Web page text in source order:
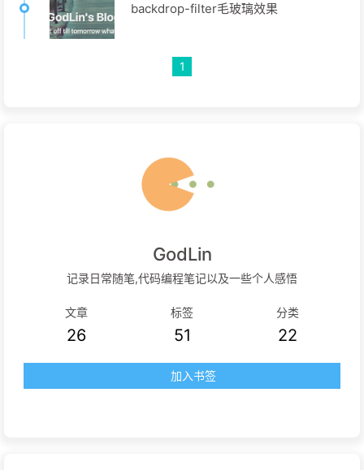
backdrop-filter毛玻璃效果
1
GodLin
记录日常随笔,代码编程笔记以及一些个人感悟
文章
26
标签
51
分类
22
加入书签